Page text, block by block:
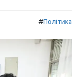
#Політика